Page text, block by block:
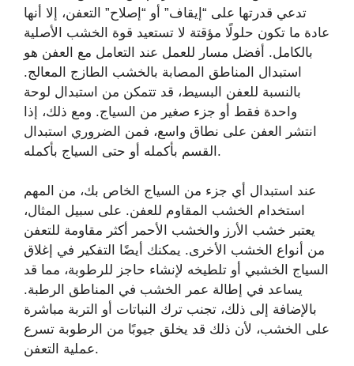
تدعي قدرتها على “إيقاف” أو “إصلاح” التعفن، إلا أنها
عادة ما تكون حلولًا مؤقتة لا تستعيد قوة الخشب الأصلية
بالكامل. أفضل مسار للعمل عند التعامل مع العفن هو
استبدال المناطق المصابة بالخشب الطازج المعالج.
بالنسبة للعفن البسيط، قد تتمكن من استبدال لوحة
واحدة فقط أو جزء صغير من السياج. ومع ذلك، إذا
انتشر العفن على نطاق واسع، فمن الضروري استبدال
القسم بأكمله أو حتى السياج بأكمله.
عند استبدال أي جزء من السياج الخاص بك، من المهم
استخدام الخشب المقاوم للعفن. على سبيل المثال،
يعتبر خشب الأرز والخشب الأحمر أكثر مقاومة للتعفن
من أنواع الخشب الأخرى. يمكنك أيضًا التفكير في إغلاق
السياج الخشبي أو تلطيخه لإنشاء حاجز للرطوبة، مما قد
يساعد في إطالة عمر الخشب في المناطق الرطبة.
بالإضافة إلى ذلك، تجنب ترك النباتات أو التربة مباشرة
على الخشب، لأن ذلك قد يخلق جيوبًا من الرطوبة تسرع
عملية التعفن.